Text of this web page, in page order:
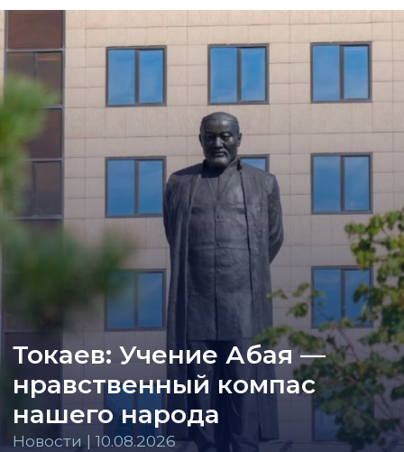
Токаев: Учение Абая —
нравственный компас
нашего народа
Новости | 10.08.2026